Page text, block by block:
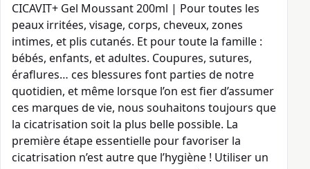
CICAVIT+ Gel Moussant 200ml | Pour toutes les
peaux irritées, visage, corps, cheveux, zones
intimes, et plis cutanés. Et pour toute la famille :
bébés, enfants, et adultes. Coupures, sutures,
éraflures… ces blessures font parties de notre
quotidien, et même lorsque l’on est fier d’assumer
ces marques de vie, nous souhaitons toujours que
la cicatrisation soit la plus belle possible. La
première étape essentielle pour favoriser la
cicatrisation n’est autre que l’hygiène ! Utiliser un